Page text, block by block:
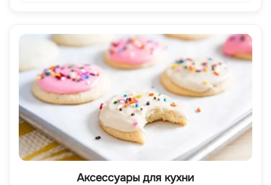
Аксессуары для кухни